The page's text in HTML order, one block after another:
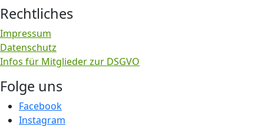
Rechtliches
Impressum
Datenschutz
Infos für Mitglieder zur DSGVO
Folge uns
Facebook
Instagram